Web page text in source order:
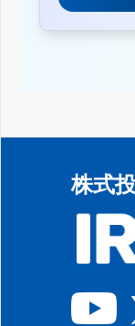
株式